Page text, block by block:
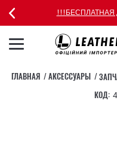
!!!БЕСПЛАТНАЯ
ГЛАВНАЯ АКСЕССУАРЫ
КОД: